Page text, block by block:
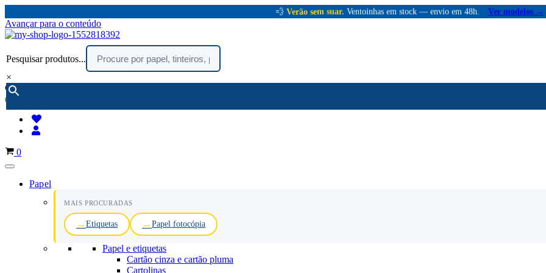
💨 Verão sem suar. Ventoinhas em stock — envio em 48h. Ver modelos →
Avançar para o conteúdo
Pesquisar produtos...
×
encomendar por telefone :
(chamada rede fixa nacional)
Carrinho
0
Papel
MAIS PROCURADAS
Etiquetas Papel fotocópia
Papel e etiquetas
Cartão cinza e cartão pluma
Cartolinas